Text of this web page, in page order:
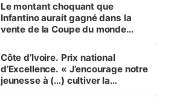
Le montant choquant que
Infantino aurait gagné dans la
vente de la Coupe du monde
Côte d’Ivoire. Prix national
d’Excellence. « J’encourage notre
jeunesse à (…) cultiver la